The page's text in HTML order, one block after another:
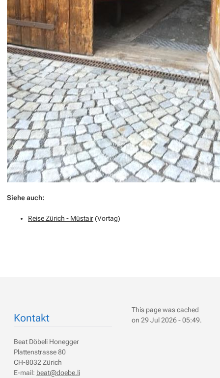
Siehe auch:
Reise Zürich - Müstair(Vortag)
Kontakt
Beat Döbeli Honegger
Plattenstrasse 80
CH-8032 Zürich
E-mail: beat@doebe.li
This page was cached
on 29 Jul 2026 - 05:49.